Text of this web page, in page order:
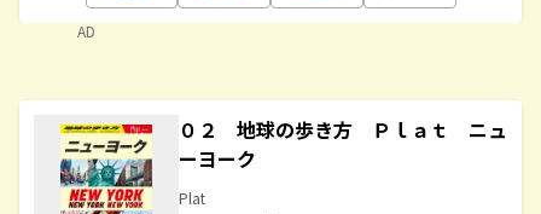
AD
０２ 地球の歩き方 Ｐｌａｔ ニュ
ーヨーク
Plat